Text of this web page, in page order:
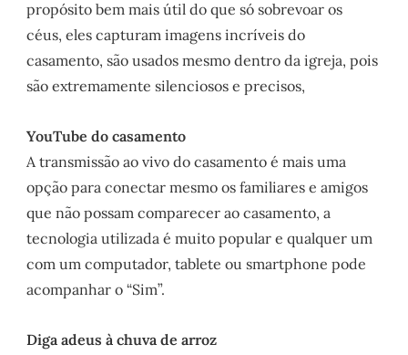
propósito bem mais útil do que só sobrevoar os
céus, eles capturam imagens incríveis do
casamento, são usados mesmo dentro da igreja, pois
são extremamente silenciosos e precisos,
YouTube do casamento
A transmissão ao vivo do casamento é mais uma
opção para conectar mesmo os familiares e amigos
que não possam comparecer ao casamento, a
tecnologia utilizada é muito popular e qualquer um
com um computador, tablete ou smartphone pode
acompanhar o “Sim”.
Diga adeus à chuva de arroz